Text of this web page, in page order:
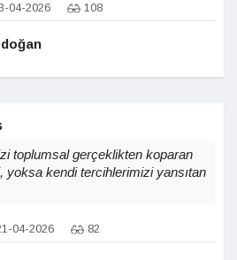
04-2026 108
toplumsal gerçeklikten koparan
yoksa kendi tercihlerimizi yansıtan
04-2026 82